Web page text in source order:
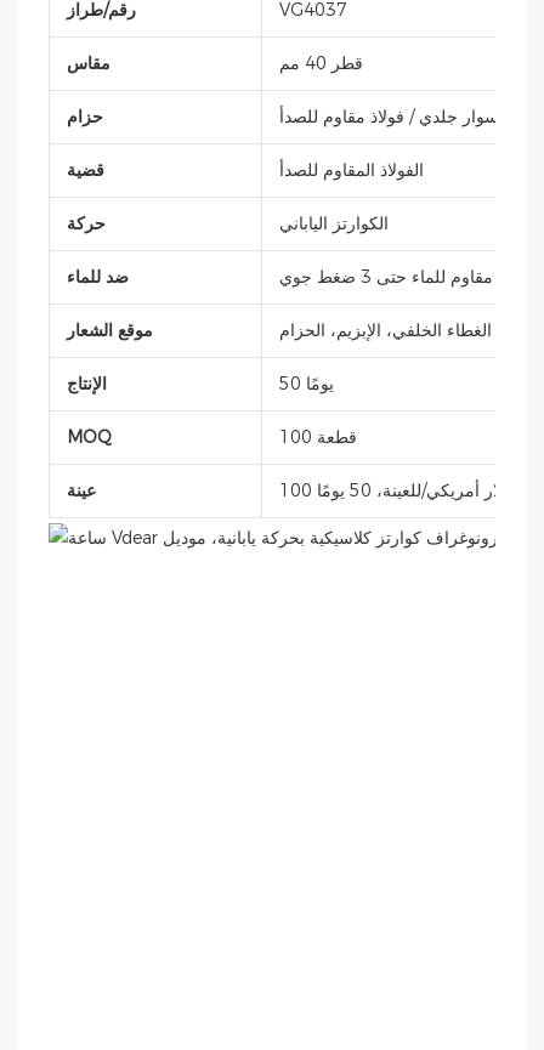
رقم/طراز VG4037
مقاس قطر 40 مم
حزام سوار جلدي / فولاذ مقاوم للصدأ
قضية الفولاذ المقاوم للصدأ
حركة الكوارتز الياباني
ضد للماء مقاوم للماء حتى 3 ضغط جوي
موقع الشعار التاج، الغطاء الخلفي، الإبزيم، الحزام
الإنتاج 50 يومًا
MOQ 100 قطعة
عينة 100 دولار أمريكي/للعينة، 50 يومًا